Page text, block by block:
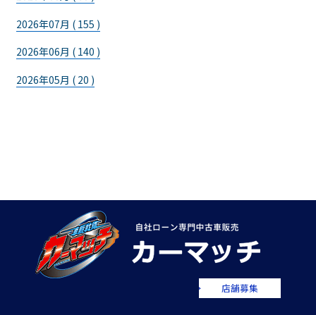
2026年07月 ( 155 )
2026年06月 ( 140 )
2026年05月 ( 20 )
店舗募集